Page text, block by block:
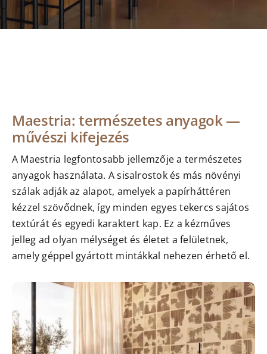
Maestria: természetes anyagok —
művészi kifejezés
A Maestria legfontosabb jellemzője a természetes
anyagok használata. A sisalrostok és más növényi
szálak adják az alapot, amelyek a papírháttéren
kézzel szövődnek, így minden egyes tekercs sajátos
textúrát és egyedi karaktert kap. Ez a kézműves
jelleg ad olyan mélységet és életet a felületnek,
amely géppel gyártott mintákkal nehezen érhető el.